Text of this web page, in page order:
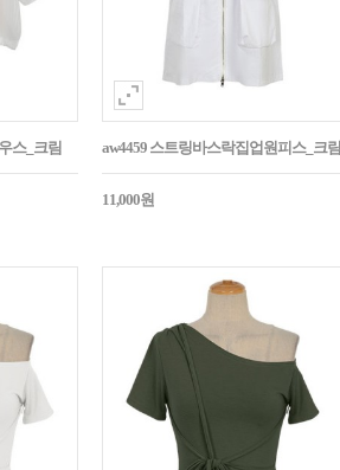
스_크림 aw4459 스트링바스락집업원피스_크림
11,000원